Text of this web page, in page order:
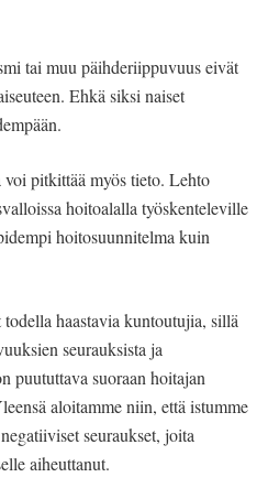
tai muu päihderiippuvuus eivät
Ehkä siksi naiset
pitkittää myös tieto. Lehto
hoitoalalla työskenteleville
hoitosuunnitelma kuin
haastavia kuntoutujia, sillä
seurauksista ja
puututtava suoraan hoitajan
aloitamme niin, että istumme
seuraukset, joita
aiheuttanut.